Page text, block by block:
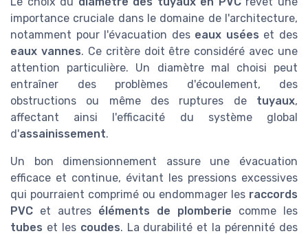
importance cruciale dans le domaine de l'architecture,
notamment pour l'évacuation des eaux usées et des
eaux vannes. Ce critère doit être considéré avec une
attention particulière. Un diamètre mal choisi peut
entraîner des problèmes d'écoulement, des
obstructions ou même des ruptures de tuyaux,
affectant ainsi l'efficacité du système global
d'assainissement.
Un bon dimensionnement assure une évacuation
efficace et continue, évitant les pressions excessives
qui pourraient comprimé ou endommager les raccords
PVC et autres éléments de plomberie comme les
tubes et les coudes. La durabilité et la pérennité des